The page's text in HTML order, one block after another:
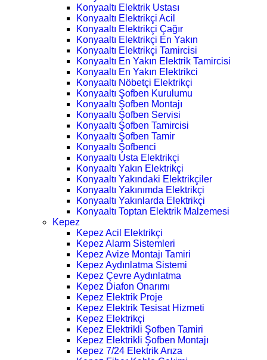
Konyaaltı Elektrik Ustası
Konyaaltı Elektrikçi Acil
Konyaaltı Elektrikçi Çağır
Konyaaltı Elektrikçi En Yakın
Konyaaltı Elektrikçi Tamircisi
Konyaaltı En Yakın Elektrik Tamircisi
Konyaaltı En Yakın Elektrikci
Konyaaltı Nöbetçi Elektrikçi
Konyaaltı Şofben Kurulumu
Konyaaltı Şofben Montajı
Konyaaltı Şofben Servisi
Konyaaltı Şofben Tamircisi
Konyaaltı Şofben Tamir
Konyaaltı Şofbenci
Konyaaltı Usta Elektrikçi
Konyaaltı Yakın Elektrikçi
Konyaaltı Yakındaki Elektrikçiler
Konyaaltı Yakınımda Elektrikçi
Konyaaltı Yakınlarda Elektrikçi
Konyaaltı Toptan Elektrik Malzemesi
Kepez
Kepez Acil Elektrikçi
Kepez Alarm Sistemleri
Kepez Avize Montajı Tamiri
Kepez Aydınlatma Sistemi
Kepez Çevre Aydınlatma
Kepez Diafon Onarımı
Kepez Elektrik Proje
Kepez Elektrik Tesisat Hizmeti
Kepez Elektrikçi
Kepez Elektrikli Şofben Tamiri
Kepez Elektrikli Şofben Montajı
Kepez 7/24 Elektrik Arıza